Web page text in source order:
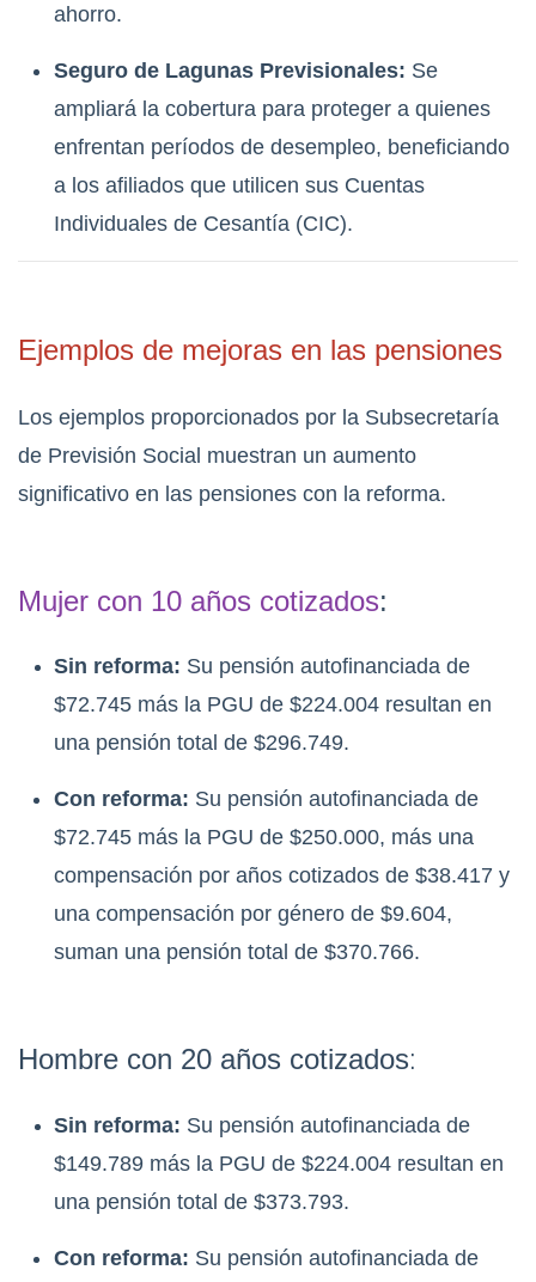
ahorro.
Seguro de Lagunas Previsionales: Se
ampliará la cobertura para proteger a quienes
enfrentan períodos de desempleo, beneficiando
a los afiliados que utilicen sus Cuentas
Individuales de Cesantía (CIC).
Ejemplos de mejoras en las pensiones
Los ejemplos proporcionados por la Subsecretaría
de Previsión Social muestran un aumento
significativo en las pensiones con la reforma.
Mujer con 10 años cotizados:
Sin reforma: Su pensión autofinanciada de
$72.745 más la PGU de $224.004 resultan en
una pensión total de $296.749.
Con reforma: Su pensión autofinanciada de
$72.745 más la PGU de $250.000, más una
compensación por años cotizados de $38.417 y
una compensación por género de $9.604,
suman una pensión total de $370.766.
Hombre con 20 años cotizados:
Sin reforma: Su pensión autofinanciada de
$149.789 más la PGU de $224.004 resultan en
una pensión total de $373.793.
Con reforma: Su pensión autofinanciada de